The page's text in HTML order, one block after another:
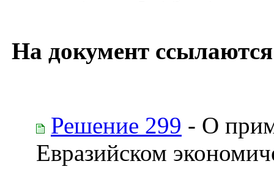
На документ
Решение 299 - О
Евразийском